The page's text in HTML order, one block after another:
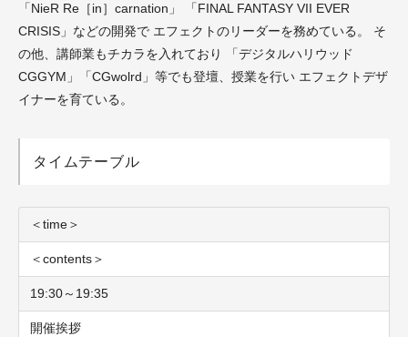
「NieR Re［in］carnation」 「FINAL FANTASY VII EVER
CRISIS」などの開発で エフェクトのリーダーを務めている。 そ
の他、講師業もチカラを入れており 「デジタルハリウッド
CGGYM」「CGwolrd」等でも登壇、授業を行い エフェクトデザ
イナーを育ている。
タイムテーブル
＜time＞
＜contents＞
19:30～19:35
開催挨拶